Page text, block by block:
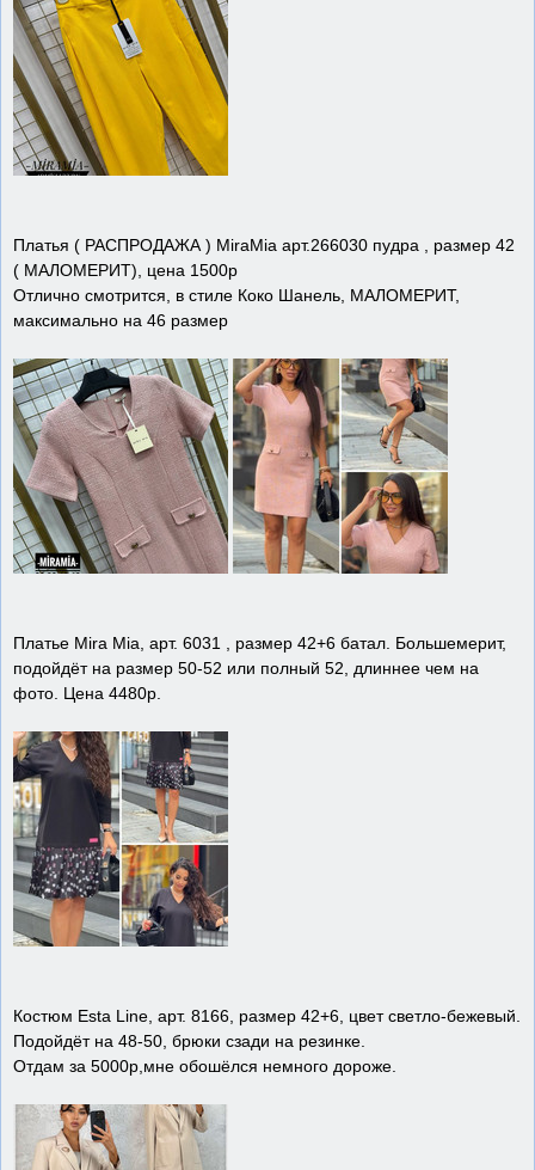
Платья ( РАСПРОДАЖА ) MiraMia арт.266030 пудра , размер 42
( МАЛОМЕРИТ), цена 1500р
Отлично смотрится, в стиле Коко Шанель, МАЛОМЕРИТ,
максимально на 46 размер
Платье Mira Mia, арт. 6031 , размер 42+6 батал. Большемерит,
подойдёт на размер 50-52 или полный 52, длиннее чем на
фото. Цена 4480р.
Костюм Esta Line, арт. 8166, размер 42+6, цвет светло-бежевый.
Подойдёт на 48-50, брюки сзади на резинке.
Отдам за 5000р,мне обошёлся немного дороже.